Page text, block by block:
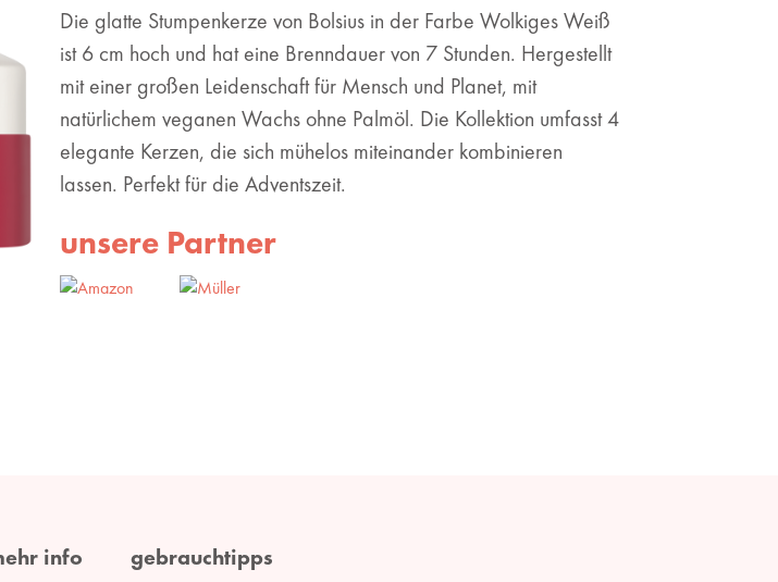
Die glatte Stumpenkerze von Bolsius in der Farbe Wolkiges Weiß
ist 6 cm hoch und hat eine Brenndauer von 7 Stunden. Hergestellt
mit einer großen Leidenschaft für Mensch und Planet, mit
natürlichem veganen Wachs ohne Palmöl. Die Kollektion umfasst 4
elegante Kerzen, die sich mühelos miteinander kombinieren
lassen. Perfekt für die Adventszeit.
unsere Partner
info gebrauchtipps